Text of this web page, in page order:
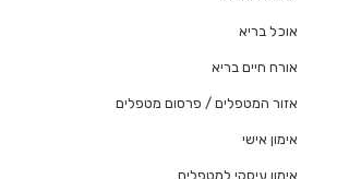
אוכל בריא
אורח חיים בריא
אזור המטפלים / פרסום מטפלים
אימון אישי
אימון עיסקי למטפלים